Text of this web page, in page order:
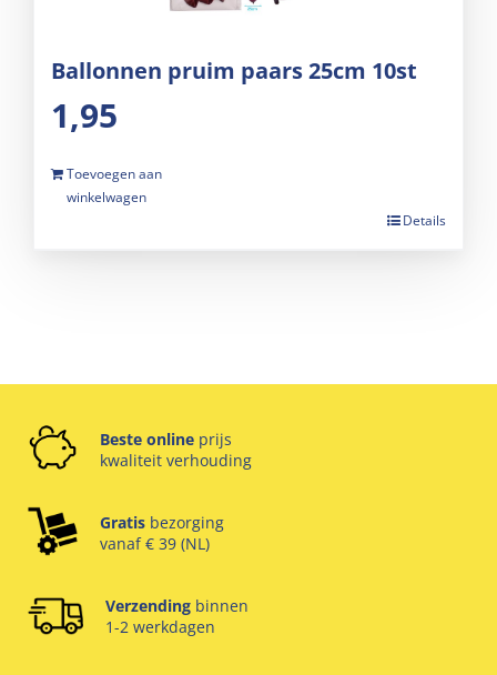
Ballonnen pruim paars 25cm 10st
1,95
Toevoegen aan
winkelwagen
Details
Beste online prijs
kwaliteit verhouding
Gratis bezorging
vanaf € 39 (NL)
Verzending binnen
1-2 werkdagen